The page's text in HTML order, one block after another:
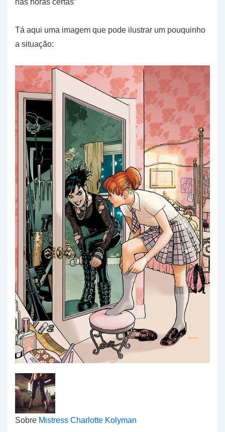
Tá aqui uma imagem que pode ilustrar um pouquinho
a situação:
Sobre Mistress Charlotte Kolyman